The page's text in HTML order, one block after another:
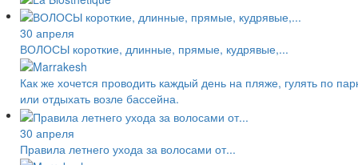
30 апреля
ВОЛОСЫ короткие, длинные, прямые, кудрявые,...
Как же хочется проводить каждый день на пляже, гулять по
или отдыхать возле бассейна.
30 апреля
Правила летнего ухода за волосами от...